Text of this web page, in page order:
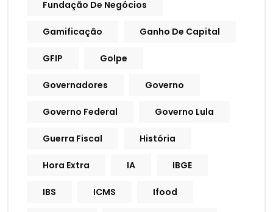
Fundação De Negócios
Gamificação Ganho De Capital
GFIP Golpe
Governadores Governo
Governo Federal Governo Lula
Guerra Fiscal História
Hora Extra IA IBGE
IBS ICMS Ifood